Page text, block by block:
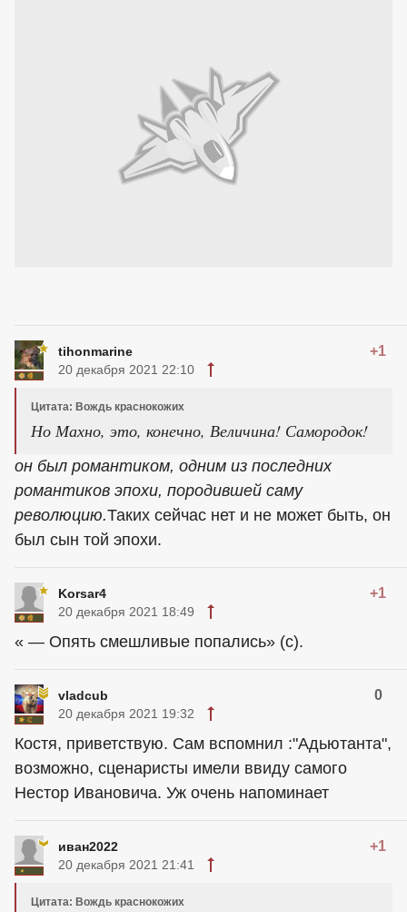
tihonmarine +1
20 декабря 2021 22:10
Цитата: Вождь краснокожих
Но Махно, это, конечно, Величина! Самородок!
он был романтиком, одним из последних
романтиков эпохи, породившей саму
революцию.Таких сейчас нет и не может быть, он
был сын той эпохи.
Korsar4 +1
20 декабря 2021 18:49
« — Опять смешливые попались» (с).
vladcub 0
20 декабря 2021 19:32
Костя, приветствую. Сам вспомнил :"Адьютанта",
возможно, сценаристы имели ввиду самого
Нестор Ивановича. Уж очень напоминает
иван2022 +1
20 декабря 2021 21:41
Цитата: Вождь краснокожих